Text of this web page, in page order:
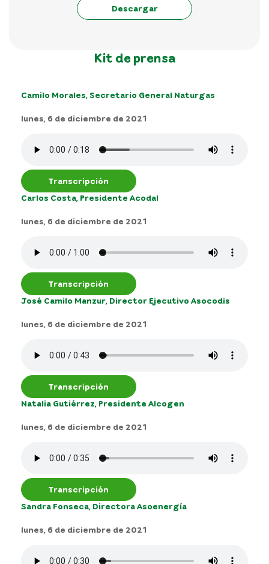
Descargar
Kit de prensa
Camilo Morales, Secretario General Naturgas
lunes, 6 de diciembre de 2021
Transcripción
Carlos Costa, Presidente Acodal
lunes, 6 de diciembre de 2021
Transcripción
José Camilo Manzur, Director Ejecutivo Asocodis
lunes, 6 de diciembre de 2021
Transcripción
Natalia Gutiérrez, Presidente Alcogen
lunes, 6 de diciembre de 2021
Transcripción
Sandra Fonseca, Directora Asoenergía
lunes, 6 de diciembre de 2021